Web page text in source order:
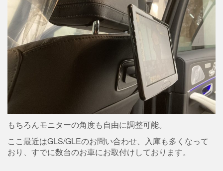
もちろんモニターの角度も自由に調整可能。
ここ最近はGLS/GLEのお問い合わせ、入庫も多くなって
おり、すでに数台のお車にお取付けしております。